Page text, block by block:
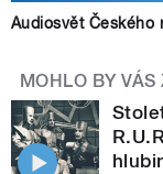
Audiosvět Českého
MOHLO BY